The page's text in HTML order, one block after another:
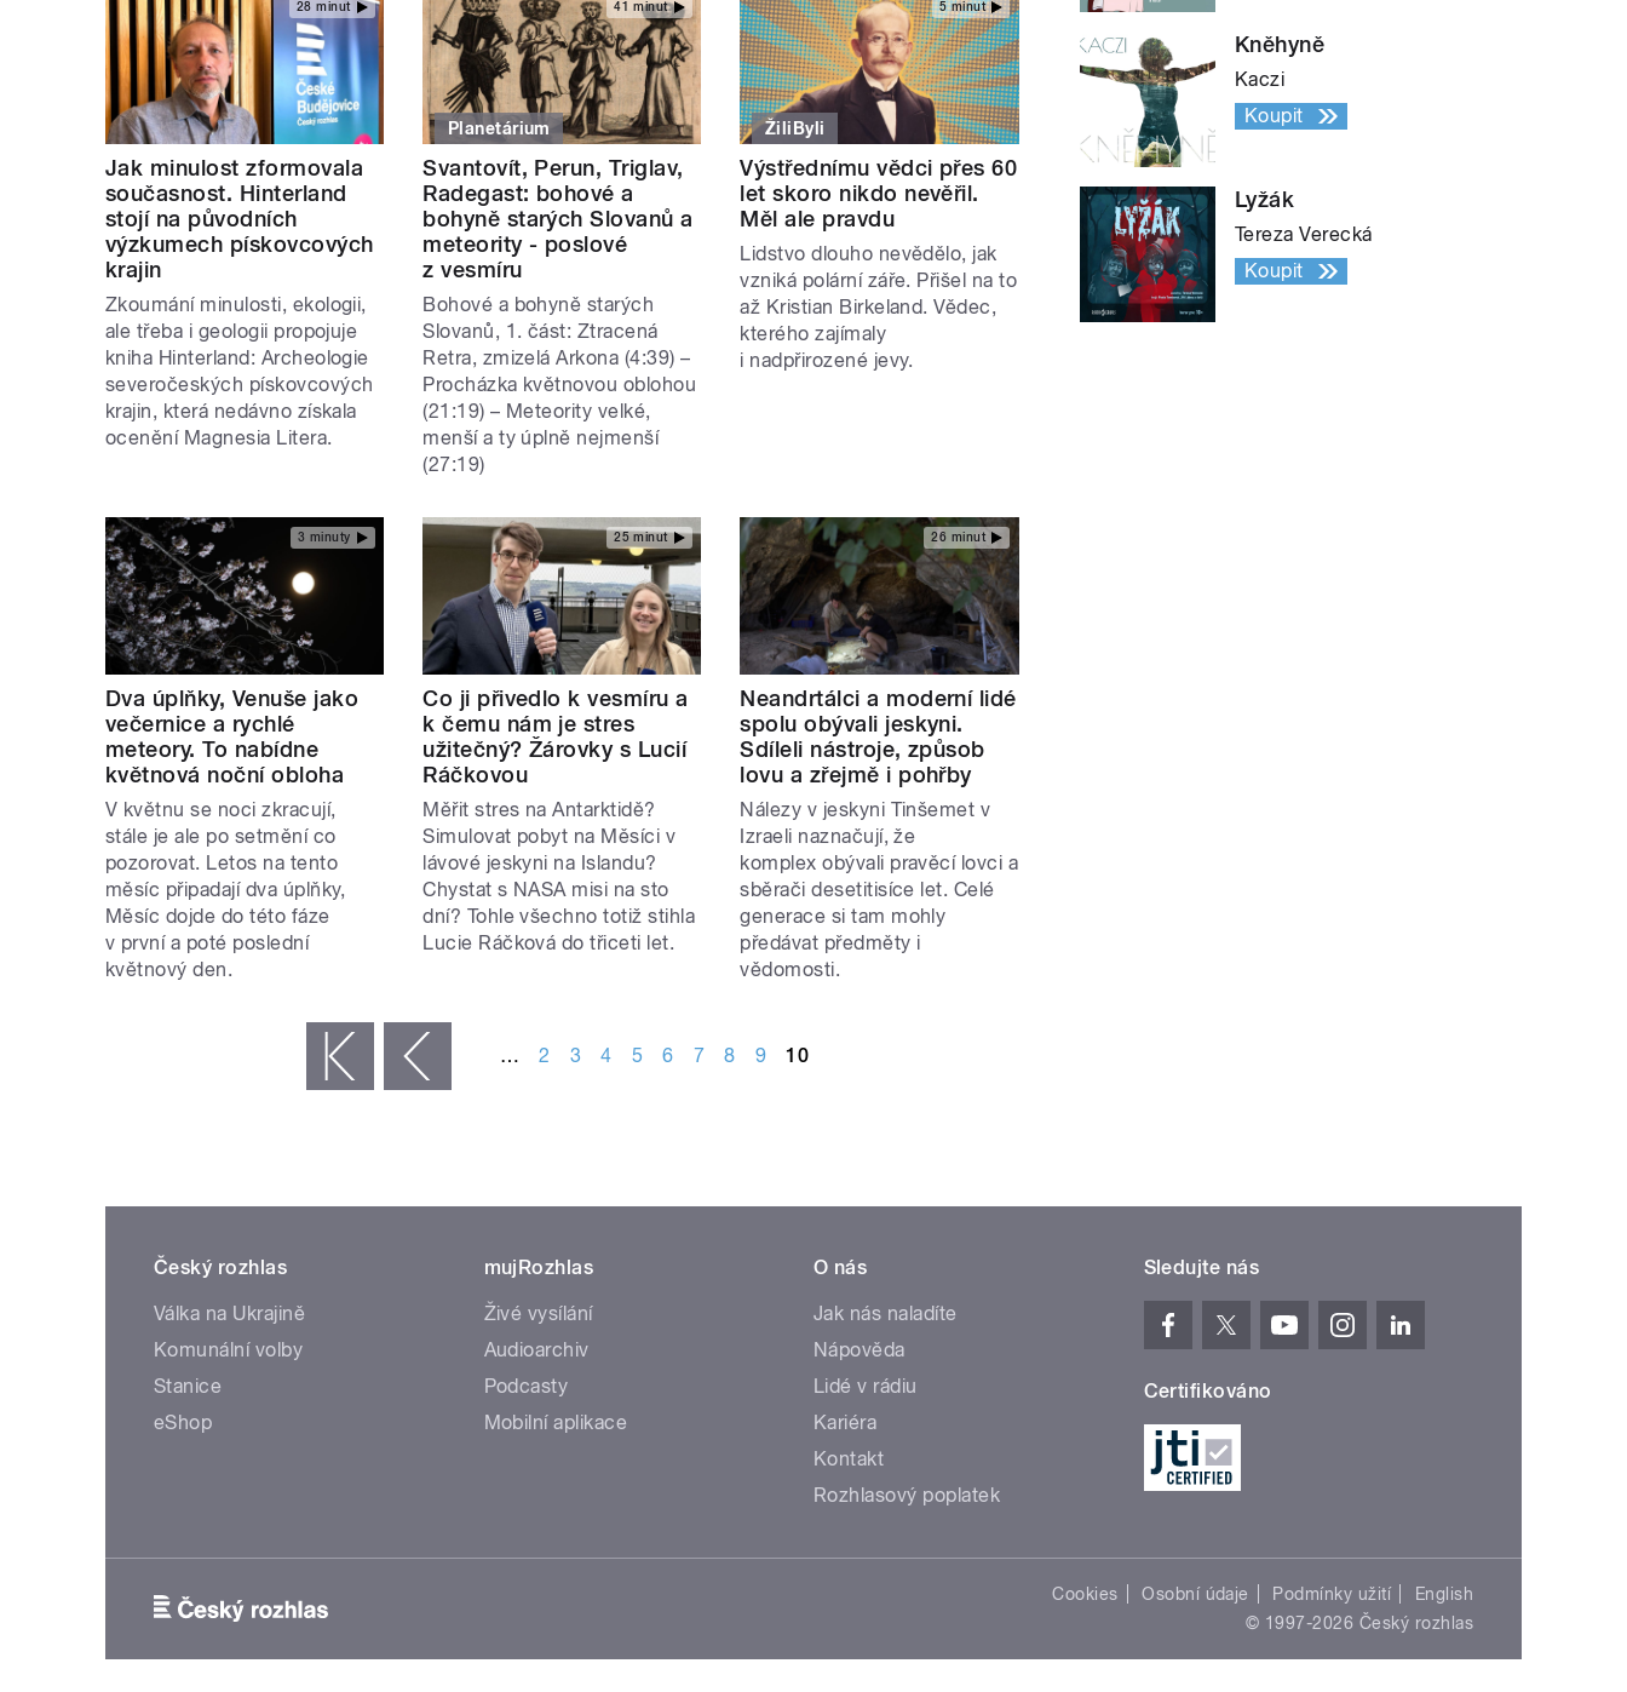
28 minut
Jak minulost zformovala
současnost. Hinterland
stojí na původních
výzkumech pískovcových
krajin
Zkoumání minulosti, ekologii,
ale třeba i geologii propojuje
kniha Hinterland: Archeologie
severočeských pískovcových
krajin, která nedávno získala
ocenění Magnesia Litera.
41 minut
Planetárium
Svantovít, Perun, Triglav,
Radegast: bohové a
bohyně starých Slovanů a
meteority - poslové
z vesmíru
Bohové a bohyně starých
Slovanů, 1. část: Ztracená
Retra, zmizelá Arkona (4:39) –
Procházka květnovou oblohou
(21:19) – Meteority velké,
menší a ty úplně nejmenší
(27:19)
5 minut
ŽiliByli
Výstřednímu vědci přes 60
let skoro nikdo nevěřil.
Měl ale pravdu
Lidstvo dlouho nevědělo, jak
vzniká polární záře. Přišel na to
až Kristian Birkeland. Vědec,
kterého zajímaly
i nadpřirozené jevy.
3 minuty
Dva úplňky, Venuše jako
večernice a rychlé
meteory. To nabídne
květnová noční obloha
V květnu se noci zkracují,
stále je ale po setmění co
pozorovat. Letos na tento
měsíc připadají dva úplňky,
Měsíc dojde do této fáze
v první a poté poslední
květnový den.
25 minut
Co ji přivedlo k vesmíru a
k čemu nám je stres
užitečný? Žárovky s Lucií
Ráčkovou
Měřit stres na Antarktidě?
Simulovat pobyt na Měsíci v
lávové jeskyni na Islandu?
Chystat s NASA misi na sto
dní? Tohle všechno totiž stihla
Lucie Ráčková do třiceti let.
26 minut
Neandrtálci a moderní lidé
spolu obývali jeskyni.
Sdíleli nástroje, způsob
lovu a zřejmě i pohřby
Nálezy v jeskyni Tinšemet v
Izraeli naznačují, že
komplex obývali pravěcí lovci a
sběrači desetitisíce let. Celé
generace si tam mohly
předávat předměty i
vědomosti.
‹ předchozí … 2 3 4 5 6 7 8 9 10
Kněhyně
Kaczi
Koupit
Lyžák
Tereza Verecká
Koupit
Český rozhlas
Válka na Ukrajině
Komunální volby
Stanice
eShop
mujRozhlas
Živé vysílání
Audioarchiv
Podcasty
Mobilní aplikace
O nás
Jak nás naladíte
Nápověda
Lidé v rádiu
Kariéra
Kontakt
Rozhlasový poplatek
Sledujte nás
Certifikováno
Cookies Osobní údaje Podmínky užití
English
© 1997-2026 Český rozhlas